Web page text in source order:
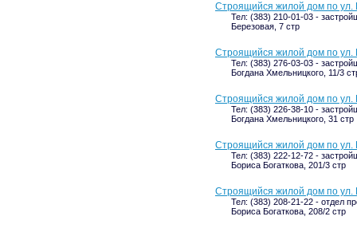
Строящийся жилой дом по ул.
Тел: (383) 210-01-03 -
Березовая, 7 стр
Строящийся жилой дом по ул.
Тел: (383) 276-03-03 -
Богдана Хмельницкого, 11/3
Строящийся жилой дом по ул.
Тел: (383) 226-38-10 -
Богдана Хмельницкого, 31 стр
Строящийся жилой дом по ул.
Тел: (383) 222-12-72 -
Бориса Богаткова, 201/3 стр
Строящийся жилой дом по ул.
Тел: (383) 208-21-22 - отдел
Бориса Богаткова, 208/2 стр